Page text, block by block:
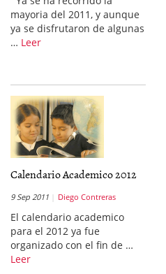
mayoria del 2011, y aunque
ya se disfrutaron de algunas
… Leer
Calendario Academico 2012
9 Sep 2011 Diego Contreras
El calendario academico
para el 2012 ya fue
organizado con el fin de …
Leer